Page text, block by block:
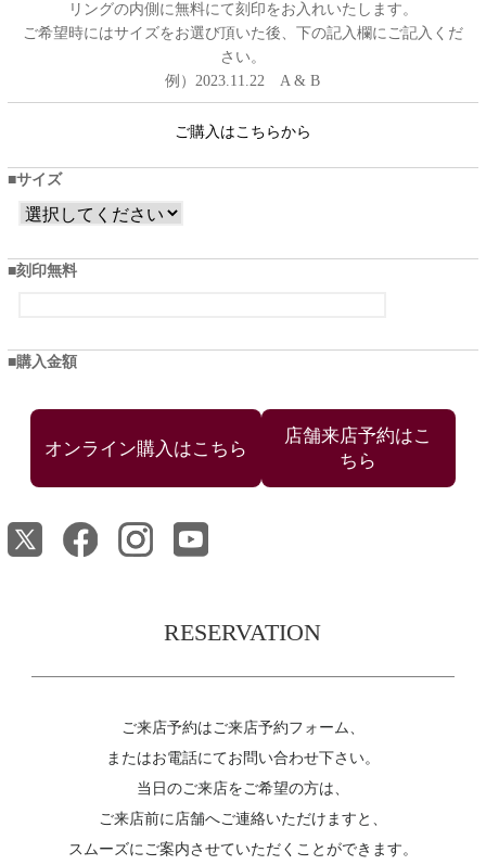
リングの内側に無料にて刻印をお入れいたします。
ご希望時にはサイズをお選び頂いた後、下の記入欄にご記入くだ
さい。
例）2023.11.22 A & B
ご購入はこちらから
サイズ
刻印無料
購入金額
店舗来店予約はこ
ちら
RESERVATION
ご来店予約はご来店予約フォーム、
またはお電話にてお問い合わせ下さい。
当日のご来店をご希望の方は、
ご来店前に店舗へご連絡いただけますと、
スムーズにご案内させていただくことができます。